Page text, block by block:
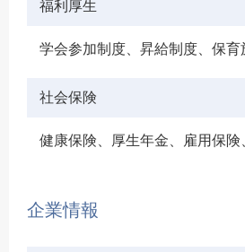
福利厚生
学会参加制度、昇給制度、保育
社会保険
健康保険、厚生年金、雇用保険
企業情報